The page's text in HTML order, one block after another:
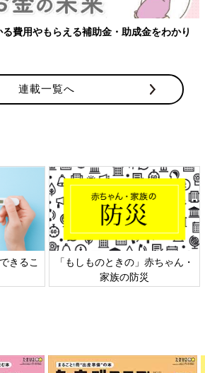
費用やもらえる補助金・助成金をわかり
連載一覧へ
きるこ
「もしものときの」赤ちゃん・
家族の防災